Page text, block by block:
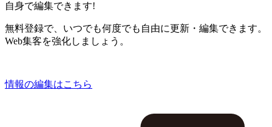
自身で編集できます!
無料登録で、いつでも何度でも自由に更新・編集できます。
Web集客を強化しましょう。
情報の編集はこちら